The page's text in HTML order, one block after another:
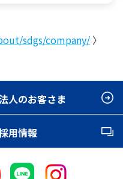
sdgs/company/ 〉
人のお客さま
用情報